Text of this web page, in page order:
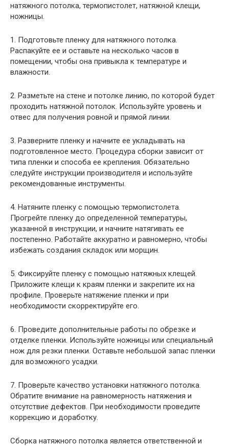
натяжного потолка, термопистолет, натяжной клещи,
ножницы.
1. Подготовьте пленку для натяжного потолка.
Распакуйте ее и оставьте на несколько часов в
помещении, чтобы она привыкла к температуре и
влажности.
2. Разметьте на стене и потолке линию, по которой будет
проходить натяжной потолок. Используйте уровень и
отвес для получения ровной и прямой линии.
3. Разверните пленку и начните ее укладывать на
подготовленное место. Процедура сборки зависит от
типа пленки и способа ее крепления. Обязательно
следуйте инструкции производителя и используйте
рекомендованные инструменты.
4. Натяните пленку с помощью термопистолета.
Прогрейте пленку до определенной температуры,
указанной в инструкции, и начните натягивать ее
постепенно. Работайте аккуратно и равномерно, чтобы
избежать создания складок или морщин.
5. Фиксируйте пленку с помощью натяжных клещей.
Приложите клещи к краям пленки и закрепите их на
профиле. Проверьте натяжение пленки и при
необходимости скорректируйте его.
6. Проведите дополнительные работы по обрезке и
отделке пленки. Используйте ножницы или специальный
нож для резки пленки. Оставьте небольшой запас пленки
для возможного усадки.
7. Проверьте качество установки натяжного потолка.
Обратите внимание на равномерность натяжения и
отсутствие дефектов. При необходимости проведите
коррекцию и доработку.
Сборка натяжного потолка является ответственной и